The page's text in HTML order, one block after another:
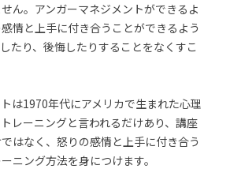
ん。アンガーマネジメントができるよ
情と上手に付き合うことができるよう
たり、後悔したりすることをなくすこ
は1970年代にアメリカで生まれた心理
レーニングと言われるだけあり、講座
はなく、怒りの感情と上手に付き合う
ニング方法を身につけます。